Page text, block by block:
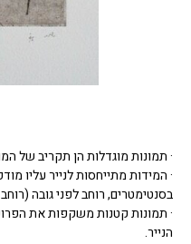
· תמונות מוגדלות הן תקריב של
· המידות מתייחסות לנייר עליו
בסנטימטרים, רוחב לפני גובה (רוחב X גובה).
· תמונות קטנות משקפות את
הנייר.